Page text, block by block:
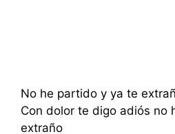
No he partido y ya te
Con dolor te digo adiós no
extraño